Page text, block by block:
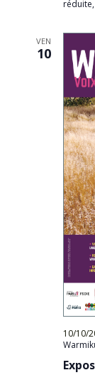
VEN
10
10/10/